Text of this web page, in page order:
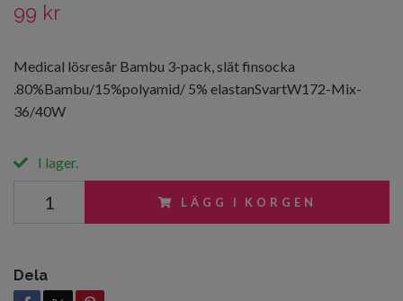
99 kr
Medical lösresår Bambu 3-pack, slät finsocka
.80%Bambu/15%polyamid/ 5% elastanSvartW172-Mix-
36/40W
I lager.
LÄGG I KORGEN
Dela